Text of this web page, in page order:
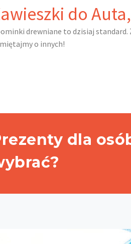
do
drewniane to dzisiaj standard.
o innych!
dla